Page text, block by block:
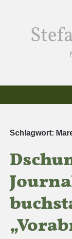
Schlagwort: